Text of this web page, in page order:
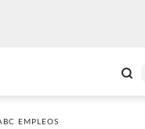
EMPLEOS